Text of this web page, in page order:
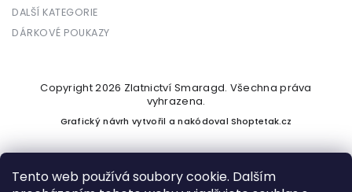
Tento web používá soubory cookie. Dalším
DALŠÍ KATEGORIE
DÁRKOVÉ POUKAZY
Copyright 2026 Zlatnictví Smaragd. Všechna práva
vyhrazena.
Grafický návrh vytvořil a nakódovalShoptetak.cz